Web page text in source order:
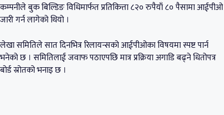
कम्पनीले बुक बिल्डिङ विधिमार्फत प्रतिकित्ता ८२० रुपैयाँ ८० पैसामा आईपीओ
जारी गर्न लागेको थियो ।
लेखा समितिले सात दिनभित्र रिलायन्सको आईपीओका विषयमा स्पष्ट पार्न
भनेको छ । समितिलाई जवाफ पठाएपछि मात्र प्रक्रिया अगाडि बढ्ने धितोपत्र
बोर्ड स्रोतको भनाइ छ ।